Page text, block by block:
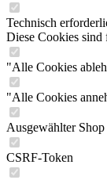
Technisch
Diese Cookies
"Alle Cookies
"Alle Cookies
Ausgewählter Shop
CSRF-Token